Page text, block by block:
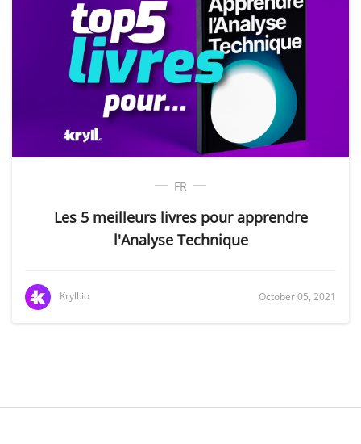
FR
Les 5 meilleurs livres pour apprendre
l'Analyse Technique
Kryll.io October 05, 2021